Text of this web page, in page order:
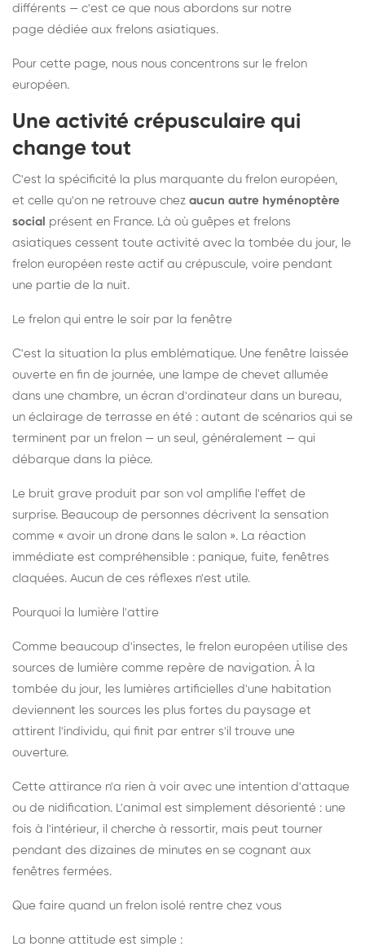
différents — c'est ce que nous abordons sur notre
page dédiée aux frelons asiatiques.
Pour cette page, nous nous concentrons sur le frelon
européen.
Une activité crépusculaire qui
change tout
C'est la spécificité la plus marquante du frelon européen,
et celle qu'on ne retrouve chez aucun autre hyménoptère
social présent en France. Là où guêpes et frelons
asiatiques cessent toute activité avec la tombée du jour, le
frelon européen reste actif au crépuscule, voire pendant
une partie de la nuit.
Le frelon qui entre le soir par la fenêtre
C'est la situation la plus emblématique. Une fenêtre laissée
ouverte en fin de journée, une lampe de chevet allumée
dans une chambre, un écran d'ordinateur dans un bureau,
un éclairage de terrasse en été : autant de scénarios qui se
terminent par un frelon — un seul, généralement — qui
débarque dans la pièce.
Le bruit grave produit par son vol amplifie l'effet de
surprise. Beaucoup de personnes décrivent la sensation
comme « avoir un drone dans le salon ». La réaction
immédiate est compréhensible : panique, fuite, fenêtres
claquées. Aucun de ces réflexes n'est utile.
Pourquoi la lumière l'attire
Comme beaucoup d'insectes, le frelon européen utilise des
sources de lumière comme repère de navigation. À la
tombée du jour, les lumières artificielles d'une habitation
deviennent les sources les plus fortes du paysage et
attirent l'individu, qui finit par entrer s'il trouve une
ouverture.
Cette attirance n'a rien à voir avec une intention d'attaque
ou de nidification. L'animal est simplement désorienté : une
fois à l'intérieur, il cherche à ressortir, mais peut tourner
pendant des dizaines de minutes en se cognant aux
fenêtres fermées.
Que faire quand un frelon isolé rentre chez vous
La bonne attitude est simple :